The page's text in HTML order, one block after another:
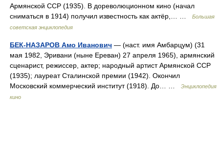
Армянской ССР (1935). В дореволюционном кино (начал
сниматься в 1914) получил известность как актёр,… …
Большая
советская энциклопедия
БЕК-НАЗАРОВ Амо Иванович — (наст. имя Амбарцум) (31
мая 1982, Эривани (ныне Ереван) 27 апреля 1965), армянский
сценарист, режиссер, актер; народный артист Армянской ССР
(1935); лауреат Сталинской премии (1942). Окончил
Московский коммерческий институт (1918). До… …
Энциклопедия
кино